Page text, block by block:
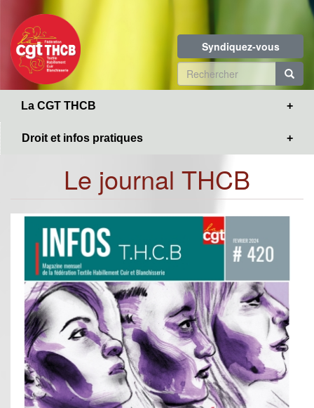
contenu
principal
Syndiquez-vous
Formulaire
de
La CGT THCB
Droit et infos pratiques
Le journal THCB